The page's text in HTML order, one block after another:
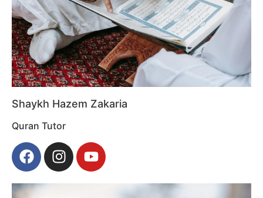
Shaykh Hazem Zakaria
Quran Tutor